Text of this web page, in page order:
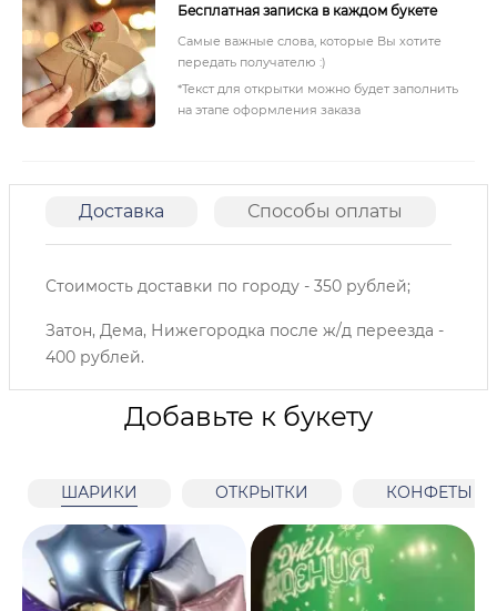
Бесплатная записка в каждом букете
Самые важные слова, которые Вы хотите
передать получателю :)
*Текст для открытки можно будет заполнить
на этапе оформления заказа
Доставка Способы оплаты
Стоимость доставки по городу - 350 рублей;
Затон, Дема, Нижегородка после ж/д переезда -
400 рублей.
Добавьте к букету
ШАРИКИ ОТКРЫТКИ КОНФЕТЫ